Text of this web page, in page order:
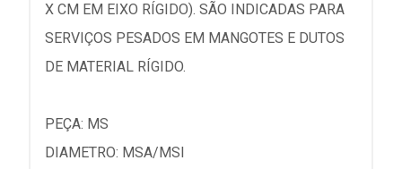
X CM EM EIXO RÍGIDO). SÃO INDICADAS PARA
SERVIÇOS PESADOS EM MANGOTES E DUTOS
DE MATERIAL RÍGIDO.
PEÇA: MS
DIAMETRO: MSA/MSI